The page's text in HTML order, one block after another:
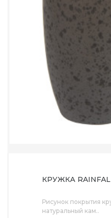
КРУЖКА
Рисунок покрытия
натуральный кам..